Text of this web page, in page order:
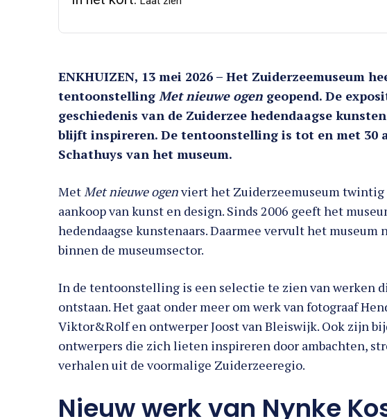
ENKHUIZEN, 13 mei 2026 – Het Zuiderzeemuseum
tentoonstelling Met nieuwe ogen geopend. De
geschiedenis van de Zuiderzee hedendaagse
blijft inspireren. De tentoonstelling is tot en met 30
Schathuys van het museum.
MetMet nieuwe ogenviert het Zuiderzeemuseum twintig
aankoop van kunst en design. Sinds 2006 geeft het
hedendaagse kunstenaars. Daarmee vervult het
binnen de museumsector.
In de tentoonstelling is een selectie te zien van werken
ontstaan. Het gaat onder meer om werk van fotograaf
Viktor&Rolf en ontwerper Joost van Bleiswijk. Ook zijn
ontwerpers die zich lieten inspireren door ambachten,
verhalen uit de voormalige Zuiderzeeregio.
Nieuw werk van Nynke